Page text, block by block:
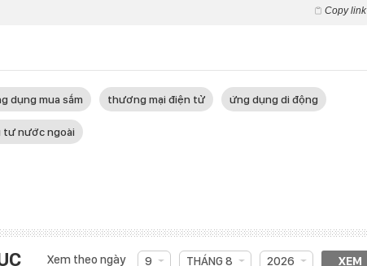
Copy link
dụng mua sắm thương mại điện tử ứng dụng di động
tư nước ngoài
Xem theo ngày 9 THÁNG 8 2026 XEM